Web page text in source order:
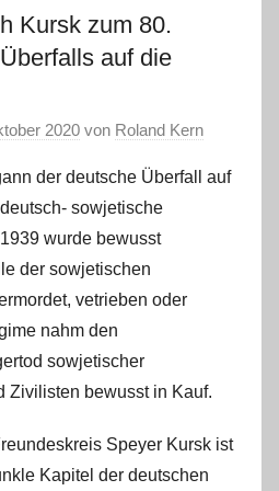
Kursk zum 80.
auf die
2020 von Roland Kern
der deutsche Überfall auf
sowjetische
wurde bewusst
der sowjetischen
vetrieben oder
nahm den
sowjetischer
Zivilisten bewusst in Kauf.
Speyer Kursk ist
Kapitel der deutschen